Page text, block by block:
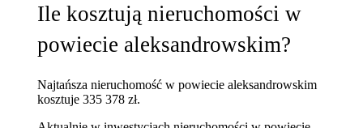
Ile kosztują nieruchomości w
powiecie aleksandrowskim?
Najtańsza nieruchomość w powiecie aleksandrowskim
kosztuje 335 378 zł.